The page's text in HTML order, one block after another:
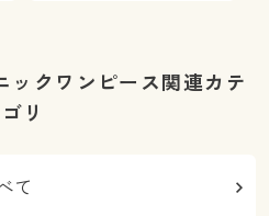
ックワンピース関連カテ
ゴリ
て